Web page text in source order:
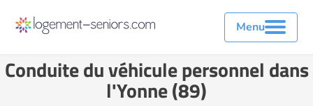
Menu
Conduite du véhicule personnel dans
l'Yonne (89)